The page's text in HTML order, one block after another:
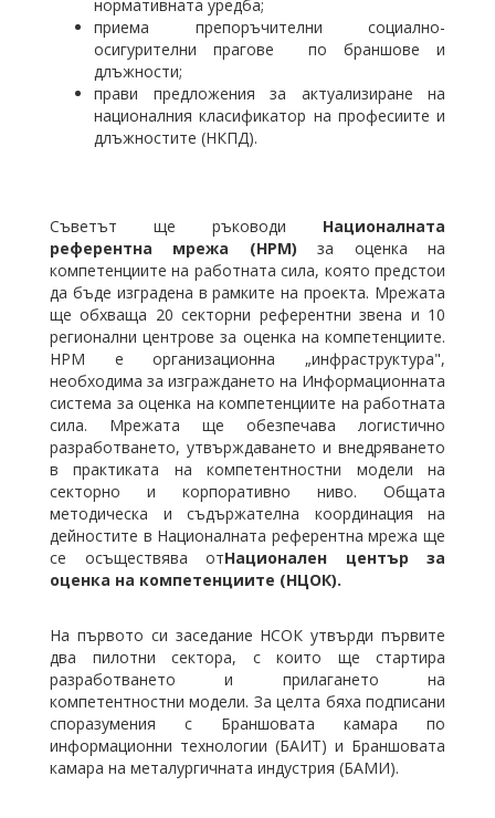
нормативната уредба;
приема препоръчителни социално-
осигурителни прагове по браншове и
длъжности;
прави предложения за актуализиране на
националния класификатор на професиите и
длъжностите (НКПД).
Съветът ще ръководи Националната
референтна мрежа
(НРМ) за оценка на
компетенциите на работната сила, която предстои
да бъде изградена в рамките на проекта. Мрежата
ще обхваща 20 секторни референтни звена и 10
регионални центрове за оценка на компетенциите.
НРМ е организационна „инфраструктура",
необходима за изграждането на Информационната
система за оценка на компетенциите на работната
сила. Мрежата ще обезпечава логистично
разработването, утвърждаването и внедряването
в практиката на компетентностни модели на
секторно и корпоративно ниво. Общата
методическа и съдържателна координация на
дейностите в Националната референтна мрежа ще
се осъществява отНационален център за
оценка на компетенциите (НЦОК).
На първото си заседание НСОК утвърди първите
два пилотни сектора, с които ще стартира
разработването и прилагането на
компетентностни модели. За целта бяха подписани
споразумения с Браншовата камара по
информационни технологии (БАИТ) и Браншовата
камара на металургичната индустрия (БАМИ).